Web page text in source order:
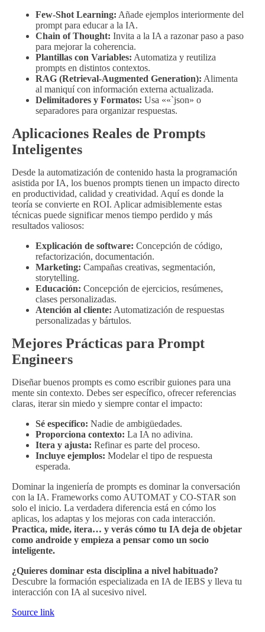
Few-Shot Learning: Añade ejemplos interiormente del
prompt para educar a la IA.
Chain of Thought: Invita a la IA a razonar paso a paso
para mejorar la coherencia.
Plantillas con Variables: Automatiza y reutiliza
prompts en distintos contextos.
RAG (Retrieval-Augmented Generation): Alimenta
al maniquí con información externa actualizada.
Delimitadores y Formatos: Usa ««`json» o
separadores para organizar respuestas.
Aplicaciones Reales de Prompts
Inteligentes
Desde la automatización de contenido hasta la programación
asistida por IA, los buenos prompts tienen un impacto directo
en productividad, calidad y creatividad. Aquí es donde la
teoría se convierte en ROI. Aplicar admisiblemente estas
técnicas puede significar menos tiempo perdido y más
resultados valiosos:
Explicación de software: Concepción de código,
refactorización, documentación.
Marketing: Campañas creativas, segmentación,
storytelling.
Educación: Concepción de ejercicios, resúmenes,
clases personalizadas.
Atención al cliente: Automatización de respuestas
personalizadas y bártulos.
Mejores Prácticas para Prompt
Engineers
Diseñar buenos prompts es como escribir guiones para una
mente sin contexto. Debes ser específico, ofrecer referencias
claras, iterar sin miedo y siempre contar el impacto:
Sé específico: Nadie de ambigüedades.
Proporciona contexto: La IA no adivina.
Itera y ajusta: Refinar es parte del proceso.
Incluye ejemplos: Modelar el tipo de respuesta
esperada.
Dominar la ingeniería de prompts es dominar la conversación
con la IA. Frameworks como AUTOMAT y CO-STAR son
solo el inicio. La verdadera diferencia está en cómo los
aplicas, los adaptas y los mejoras con cada interacción.
Practica, mide, itera… y verás cómo tu IA deja de objetar
como androide y empieza a pensar como un socio
inteligente.
¿Quieres dominar esta disciplina a nivel habituado?
Descubre la formación especializada en IA de IEBS y lleva tu
interacción con IA al sucesivo nivel.
Source link